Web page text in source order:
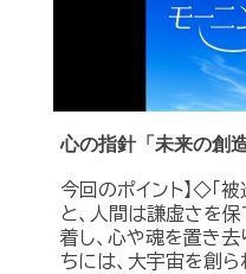
心の指針「未来の創造
今回のポイント】◇「
と、人間は謙虚さを
着し、心や魂を置き
ちには、大宇宙を創